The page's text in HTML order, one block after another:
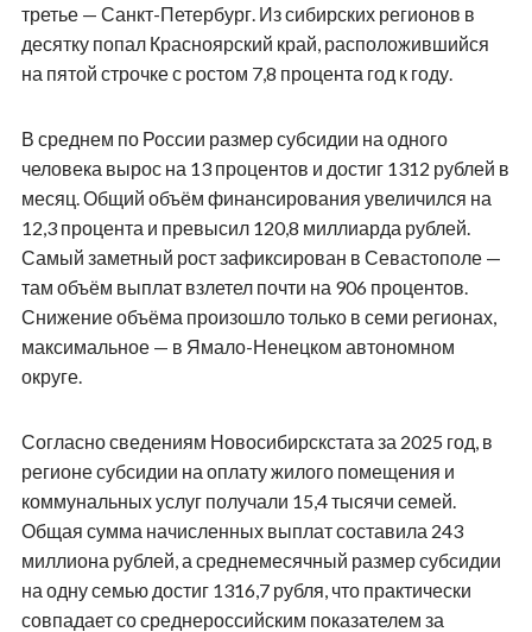
третье — Санкт-Петербург. Из сибирских регионов в
десятку попал Красноярский край, расположившийся
на пятой строчке с ростом 7,8 процента год к году.
В среднем по России размер субсидии на одного
человека вырос на 13 процентов и достиг 1312 рублей в
месяц. Общий объём финансирования увеличился на
12,3 процента и превысил 120,8 миллиарда рублей.
Самый заметный рост зафиксирован в Севастополе —
там объём выплат взлетел почти на 906 процентов.
Снижение объёма произошло только в семи регионах,
максимальное — в Ямало-Ненецком автономном
округе.
Согласно сведениям Новосибирскстата за 2025 год, в
регионе субсидии на оплату жилого помещения и
коммунальных услуг получали 15,4 тысячи семей.
Общая сумма начисленных выплат составила 243
миллиона рублей, а среднемесячный размер субсидии
на одну семью достиг 1316,7 рубля, что практически
совпадает со среднероссийским показателем за